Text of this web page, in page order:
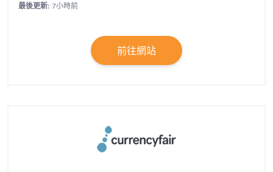
最後更新: 7小時前
前往網站